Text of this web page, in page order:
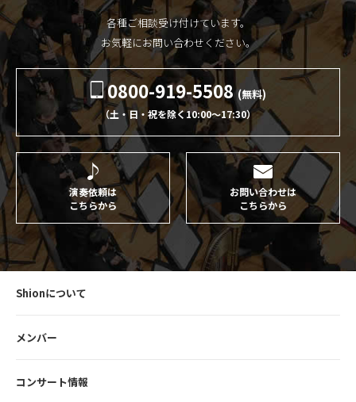
各種ご相談受け付けています。
お気軽にお問い合わせください。
0800-919-5508 (無料)
（土・日・祝を除く10:00〜17:30）
演奏依頼は
こちらから
お問い合わせは
こちらから
Shionについて
メンバー
コンサート情報